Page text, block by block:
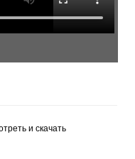
и скачать